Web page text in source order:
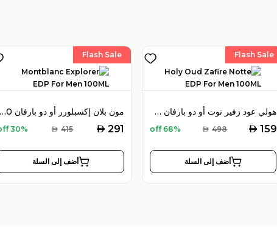
Flash Sale
مون بلان إكسبلورر أو دو بارفان 100 مل للرجال
AED 291
AED 415
30% off
أضف إلى السلة
Flash Sale
هولي عود زفير نوت أو دو بارفان 100 مل للرجال
AED 159
AED 498
68% off
أضف إلى السلة